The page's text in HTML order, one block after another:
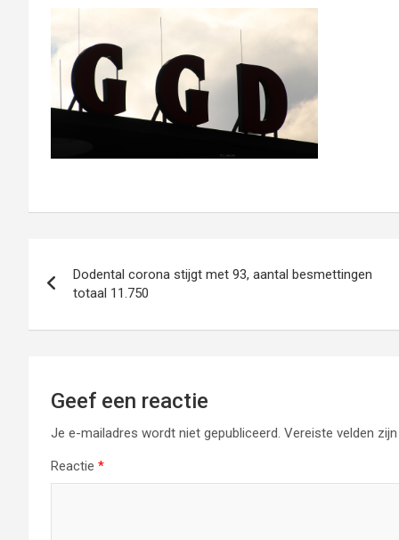
navigatie
Dodental corona stijgt met 93, aantal besmettingen
totaal 11.750
Geef een reactie
Je e-mailadres wordt niet gepubliceerd. Vereiste velden
Reactie *